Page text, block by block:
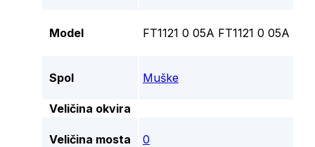
Model FT1121 0 05A FT1121 0 05A
Spol Muške
Veličina okvira
Veličina mosta 0